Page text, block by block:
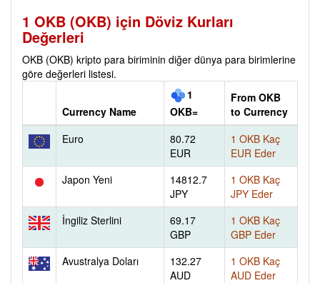
1 OKB (OKB) için Döviz Kurları
Değerleri
OKB (OKB) kripto para biriminin diğer dünya para birimlerine
göre değerleri listesi.
Currency Name
1
OKB=
From OKB
to Currency
Euro
80.72
EUR
1 OKB Kaç
EUR Eder
Japon Yeni
14812.7
JPY
1 OKB Kaç
JPY Eder
İngiliz Sterlini
69.17
GBP
1 OKB Kaç
GBP Eder
Avustralya Doları
132.27
AUD
1 OKB Kaç
AUD Eder